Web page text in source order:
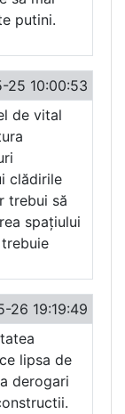
putini.
25 10:00:53
de vital
clădirile
trebui să
spațiului
26 19:19:49
lipsa de
derogari